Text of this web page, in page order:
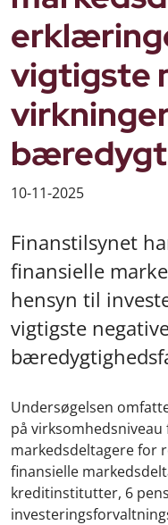
vigtigste
10-11-2025
Finanstilsynet
finansielle
hensyn til
vigtigste
Undersøgelsen
på
markedsdeltagere for
finansielle
kreditinstitutter, 6